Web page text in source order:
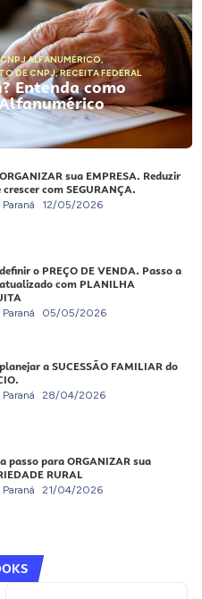
CNPJ ALFANUMÉRICO,
DE CNPJ,RECEITA FEDERAL
Entenda como
sua EMPRESA. Reduzir
crescer com SEGURANÇA.
12/05/2026
o PREÇO DE VENDA. Passo a
com PLANILHA
05/05/2026
a SUCESSÃO FAMILIAR do
28/04/2026
passo para ORGANIZAR sua
RURAL
21/04/2026